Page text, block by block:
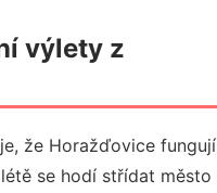
výlety z
že Horažďovice fungují
se hodí střídat město